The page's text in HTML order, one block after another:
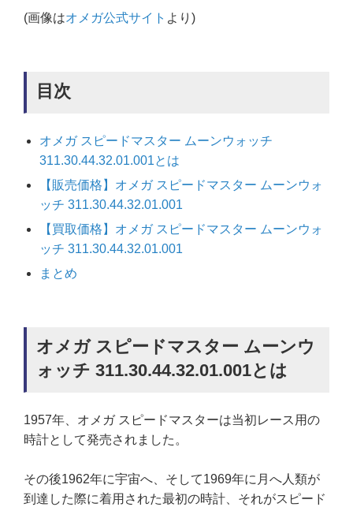
(画像はオメガ公式サイト より)
目次
オメガ スピードマスター ムーンウォッチ
311.30.44.32.01.001とは
【販売価格】オメガ スピードマスター ムーンウォ
ッチ 311.30.44.32.01.001
【買取価格】オメガ スピードマスター ムーンウォ
ッチ 311.30.44.32.01.001
まとめ
オメガ スピードマスター ムーンウ
ォッチ 311.30.44.32.01.001とは
1957年、オメガ スピードマスターは当初レース用の
時計として発売されました。
その後1962年に宇宙へ、そして1969年に月へ人類が
到達した際に着用された最初の時計、それがスピード